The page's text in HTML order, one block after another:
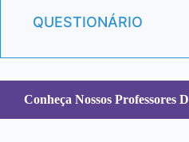
QUESTIONÁRIO
Conheça Nossos Professores